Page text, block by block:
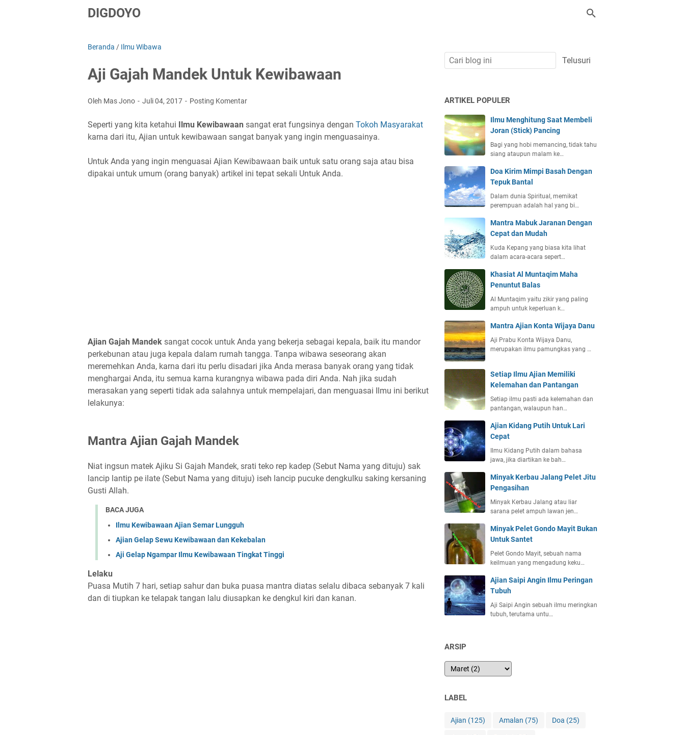
DIGDOYO
Beranda / Ilmu Wibawa
Aji Gajah Mandek Untuk Kewibawaan
Oleh Mas Jono Juli 04, 2017 Posting Komentar
Seperti yang kita ketahui Ilmu Kewibawaan sangat erat fungsinya dengan Tokoh Masyarakat
karna dari itu, Ajian untuk kewibawaan sangat banyak yang ingin menguasainya.
Untuk Anda yang ingin menguasai Ajian Kewibawaan baik untuk satu orang saja atau bisa
dipakai untuk umum (orang banyak) artikel ini tepat sekali Untuk Anda.
Ajian Gajah Mandek sangat cocok untuk Anda yang bekerja sebagai kepala, baik itu mandor
perkebunan atau juga kepala dalam rumah tangga. Tanpa wibawa seseorang akan
meremehkan Anda, karna dari itu perlu disadari jika Anda merasa banyak orang yang tidak
menghargai Anda, itu semua karna kurangnya wibawa pada diri Anda. Nah jika sudah
merasakan yang seperti tidak ada salahnya untuk mempelajari, dan menguasai Ilmu ini berikut
lelakunya:
Mantra Ajian Gajah Mandek
Niat ingsun matek Ajiku Si Gajah Mandek, srati teko rep kadep (Sebut Nama yang dituju) sak
lancip lantip pe ilate (Sebut Nama yang dituju) iseh lancip pucuke dengkulku saking kersaning
Gusti Allah.
BACA JUGA
Ilmu Kewibawaan Ajian Semar Lungguh
Ajian Gelap Sewu Kewibawaan dan Kekebalan
Aji Gelap Ngampar Ilmu Kewibawaan Tingkat Tinggi
Lelaku
Puasa Mutih 7 hari, setiap sahur dan buka puasa mantra diatas selalu dibaca sebanyak 7 kali
dan di tiupkan ke telapak tangan lalu diusapkan ke dengkul kiri dan kanan.
ARTIKEL POPULER
Ilmu Menghitung Saat Membeli
Joran (Stick) Pancing
Bagi yang hobi memancing, tidak tahu
siang ataupun malam ke…
Doa Kirim Mimpi Basah Dengan
Tepuk Bantal
Dalam dunia Spiritual, memikat
perempuan adalah hal yang bi…
Mantra Mabuk Jaranan Dengan
Cepat dan Mudah
Kuda Kepang yang biasa kita lihat
dalam acara-acara sepert…
Khasiat Al Muntaqim Maha
Penuntut Balas
Al Muntaqim yaitu zikir yang paling
ampuh untuk keperluan k…
Mantra Ajian Konta Wijaya Danu
Aji Prabu Konta Wijaya Danu,
merupakan ilmu pamungkas yang …
Setiap Ilmu Ajian Memiliki
Kelemahan dan Pantangan
Setiap ilmu pasti ada kelemahan dan
pantangan, walaupun han…
Ajian Kidang Putih Untuk Lari
Cepat
Ilmu Kidang Putih dalam bahasa
jawa, jika diartikan ke bah…
Minyak Kerbau Jalang Pelet Jitu
Pengasihan
Minyak Kerbau Jalang atau liar
sarana pelet ampuh lawan jen…
Minyak Pelet Gondo Mayit Bukan
Untuk Santet
Pelet Gondo Mayit, sebuah nama
keilmuan yang mengadung keku…
Ajian Saipi Angin Ilmu Peringan
Tubuh
Aji Saipi Angin sebuah ilmu meringkan
tubuh, terutama untu…
ARSIP
LABEL
Ajian (125) Amalan (75) Doa (25)